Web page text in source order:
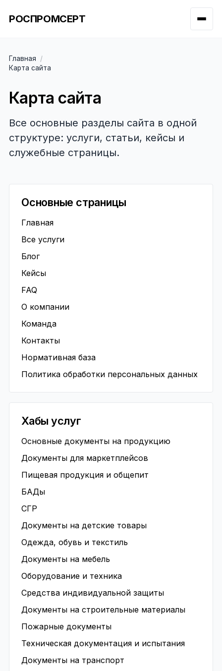
РОСПРОМСЕРТ
Главная
Карта сайта
Карта сайта
Все основные разделы сайта в одной
структуре: услуги, статьи, кейсы и
служебные страницы.
Основные страницы
Главная
Все услуги
Блог
Кейсы
FAQ
О компании
Команда
Контакты
Нормативная база
Политика обработки персональных данных
Хабы услуг
Основные документы на продукцию
Документы для маркетплейсов
Пищевая продукция и общепит
БАДы
СГР
Документы на детские товары
Одежда, обувь и текстиль
Документы на мебель
Оборудование и техника
Средства индивидуальной защиты
Документы на строительные материалы
Пожарные документы
Техническая документация и испытания
Документы на транспорт